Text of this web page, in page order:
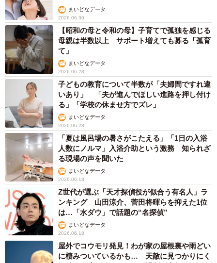
まいどなデータ
2026.06.30
【昭和の母と令和の母】子育てで孤独を感じる
母親は半数以上 サポート増えても募る「孤育
て」
まいどなデータ
2026.06.28
子どもの教育について半数が「夫婦間ですれ違
いあり」 「夫が進んでほしい進路を押し付け
る」「学校の休ませ方でズレ」
まいどなデータ
2026.06.28
「夏は風呂場の暑さがこたえる」「1日の入浴
人数にノルマ」入浴介助という激務 知られざ
る現場の声を聞いた
まいどなデータ
2026.06.18
Z世代が選ぶ「天才探偵役が似合う有名人」ラ
ンキング 山田涼介、菅田将暉らを抑えた1位
は…「水ダウ」で話題の“名探偵”
まいどなデータ
2026.06.18
屋外でコウモリ発見！わが家の屋根裏や雨どい
に棲みついているかも… 天敵に見つかりにく